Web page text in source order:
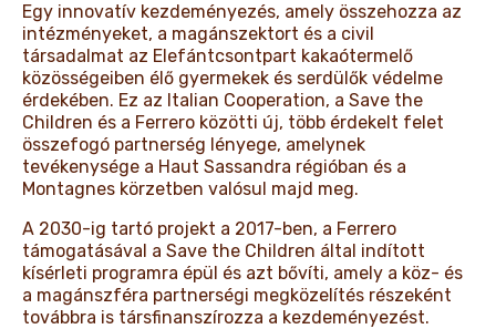
Egy innovatív kezdeményezés, amely összehozza az
intézményeket, a magánszektort és a civil
társadalmat az Elefántcsontpart kakaótermelő
közösségeiben élő gyermekek és serdülők védelme
érdekében. Ez az Italian Cooperation, a Save the
Children és a Ferrero közötti új, több érdekelt felet
összefogó partnerség lényege, amelynek
tevékenysége a Haut Sassandra régióban és a
Montagnes körzetben valósul majd meg.
A 2030-ig tartó projekt a 2017-ben, a Ferrero
támogatásával a Save the Children által indított
kísérleti programra épül és azt bővíti, amely a köz- és
a magánszféra partnerségi megközelítés részeként
továbbra is társfinanszírozza a kezdeményezést.